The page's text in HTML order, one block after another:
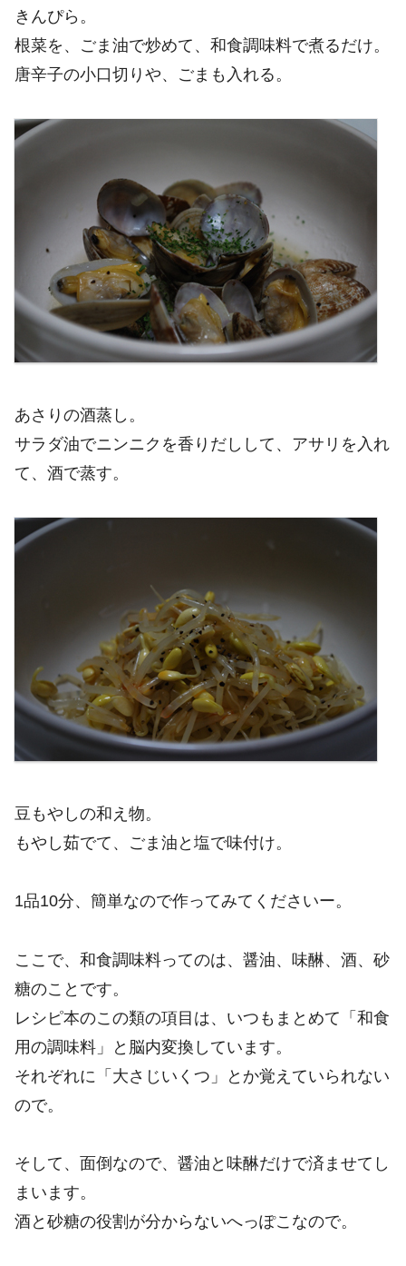
きんぴら。
根菜を、ごま油で炒めて、和食調味料で煮るだけ。
唐辛子の小口切りや、ごまも入れる。
あさりの酒蒸し。
サラダ油でニンニクを香りだしして、アサリを入れ
て、酒で蒸す。
豆もやしの和え物。
もやし茹でて、ごま油と塩で味付け。
1品10分、簡単なので作ってみてくださいー。
ここで、和食調味料ってのは、醤油、味醂、酒、砂
糖のことです。
レシピ本のこの類の項目は、いつもまとめて「和食
用の調味料」と脳内変換しています。
それぞれに「大さじいくつ」とか覚えていられない
ので。
そして、面倒なので、醤油と味醂だけで済ませてし
まいます。
酒と砂糖の役割が分からないへっぽこなので。